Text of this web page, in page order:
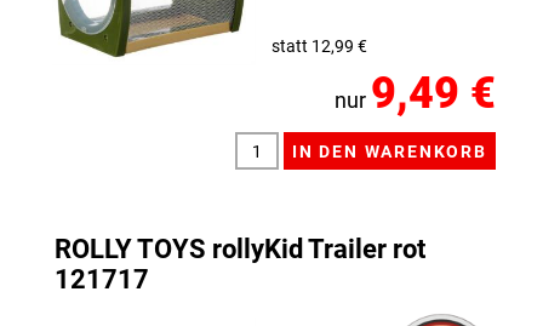
statt 12,99 €
nur 9,49 €
ROLLY TOYS rollyKid Trailer rot
121717